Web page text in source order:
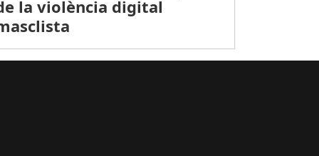
la violència digital